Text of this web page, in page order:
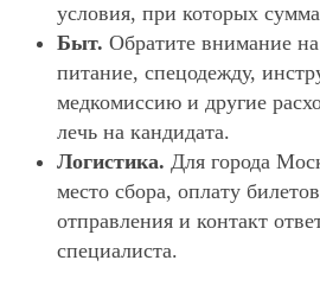
условия, при которых
Быт. Обратите внимание
питание, спецодежду,
медкомиссию и другие
лечь на кандидата.
Логистика. Для города
место сбора, оплату
отправления и контакт
специалиста.